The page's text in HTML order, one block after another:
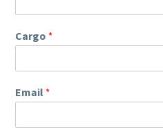
Cargo *
Email *